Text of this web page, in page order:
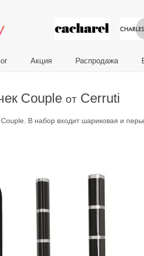
VIP
Акция Распродажа
Couple от Cerruti
В набор входит шариковая и